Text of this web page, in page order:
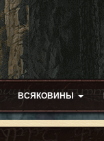
ВСЯКОВИНЫ